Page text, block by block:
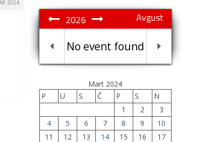
2024
Avgust
2026
No event found
Mart 2024
P
U S Č P S
N
1
2
3
4
5 6 7 8 9
10
11
12 13 14 15 16
17